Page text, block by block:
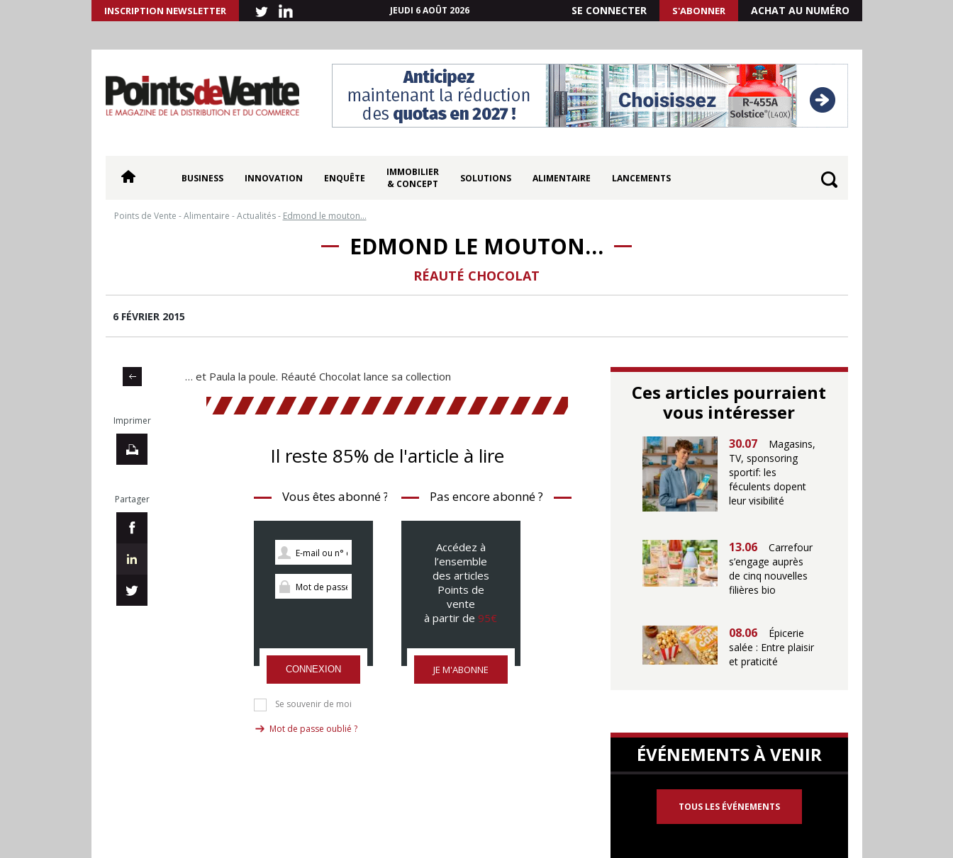
INSCRIPTION NEWSLETTER JEUDI 6 AOÛT 2026 SE CONNECTER S'ABONNER ACHAT AU NUMÉRO
BUSINESS INNOVATION ENQUÊTE
IMMOBILIER
& CONCEPT
SOLUTIONS ALIMENTAIRE LANCEMENTS
Points de Vente -Alimentaire -Actualités- Edmond le mouton…
EDMOND LE MOUTON…
RÉAUTÉ CHOCOLAT
6 FÉVRIER 2015
Imprimer
Partager
… et Paula la poule. Réauté Chocolat lance sa collection
Il reste 85% de l'article à lire
Vous êtes abonné ?
CONNEXION
Se souvenir de moi
Mot de passe oublié ?
Pas encore abonné ?
Accédez à
l’ensemble
des articles
Points de
vente
à partir de 95€
JE M'ABONNE
Ces articles pourraient
vous intéresser
30.07
Magasins,
TV, sponsoring
sportif: les
féculents dopent
leur visibilité
13.06
Carrefour
s’engage auprès
de cinq nouvelles
filières bio
08.06
Épicerie
salée : Entre plaisir
et praticité
ÉVÉNEMENTS À VENIR
TOUS LES ÉVÉNEMENTS